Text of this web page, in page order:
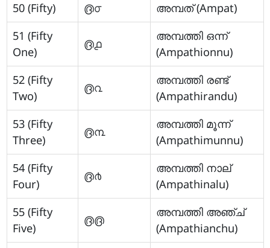
50 (Fifty)
൫൦
അമ്പത് (Ampat)
51 (Fifty
One)
൫൧
അമ്പത്തി ഒന്ന്
(Ampathionnu)
52 (Fifty
Two)
൫൨
അമ്പത്തി രണ്ട്
(Ampathirandu)
53 (Fifty
Three)
൫൩
അമ്പത്തി മൂന്ന്
(Ampathimunnu)
54 (Fifty
Four)
൫൪
അമ്പത്തി നാല്
(Ampathinalu)
55 (Fifty
Five)
൫൫
അമ്പത്തി അഞ്ച്
(Ampathianchu)